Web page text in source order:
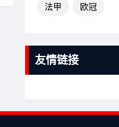
法甲 欧冠
友情链接